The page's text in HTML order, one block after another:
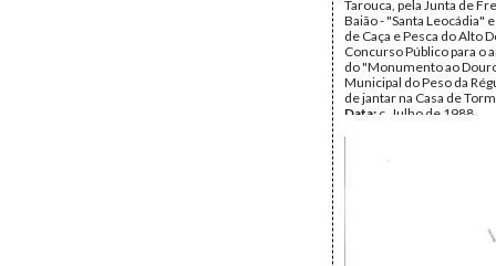
Tarouca, pela Junta de
Baião - "Santa Leocádia"
de Caça e Pesca do Alto
Concurso Público para o
do "Monumento ao
Municipal do Peso da
de jantar na Casa de
Data: c. Julho de 1988